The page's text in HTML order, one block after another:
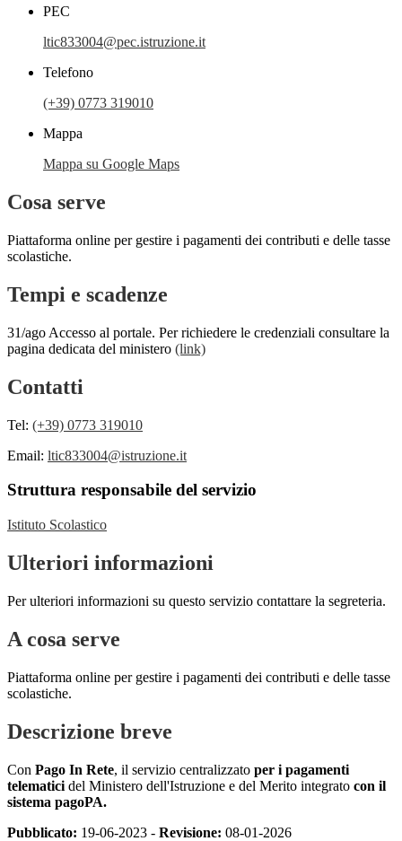
PEC
ltic833004@pec.istruzione.it
Telefono
(+39) 0773 319010
Mappa
Mappa su Google Maps
Cosa serve
Piattaforma online per gestire i pagamenti dei contributi e delle tasse
scolastiche.
Tempi e scadenze
31/ago Accesso al portale. Per richiedere le credenziali consultare la
pagina dedicata del ministero (link)
Contatti
Tel: (+39) 0773 319010
Email: ltic833004@istruzione.it
Struttura responsabile del servizio
Istituto Scolastico
Ulteriori informazioni
Per ulteriori informazioni su questo servizio contattare la segreteria.
A cosa serve
Piattaforma online per gestire i pagamenti dei contributi e delle tasse
scolastiche.
Descrizione breve
Con Pago In Rete, il servizio centralizzato per i pagamenti
telematici del Ministero dell'Istruzione e del Merito integrato con il
sistema pagoPA.
Pubblicato: 19-06-2023 - Revisione: 08-01-2026